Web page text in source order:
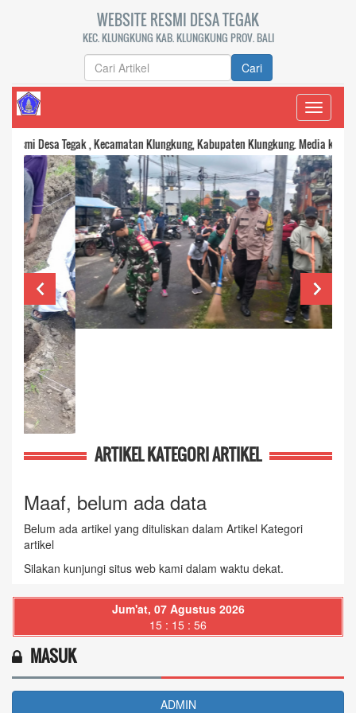
WEBSITE RESMI DESA TEGAK
KEC. KLUNGKUNG KAB. KLUNGKUNG PROV. BALI
Cari
Toggle
Tegak , Kecamatan Klungkung, Kabupaten Klungkung. Media
ARTIKEL KATEGORI ARTIKEL
Maaf, belum ada data
Belum ada artikel yang dituliskan dalam Artikel Kategori
artikel
Silakan kunjungi situs web kami dalam waktu dekat.
Jum'at, 07 Agustus 2026
15 : 15 : 57
MASUK
ADMIN